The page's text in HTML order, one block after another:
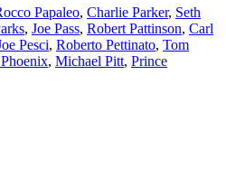
Papaleo, Charlie Parker, Seth
, Joe Pass, Robert Pattinson, Carl
Pesci, Roberto Pettinato, Tom
, Michael Pitt, Prince